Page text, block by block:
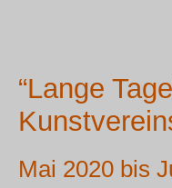
“Lange
Mai 2020 bis